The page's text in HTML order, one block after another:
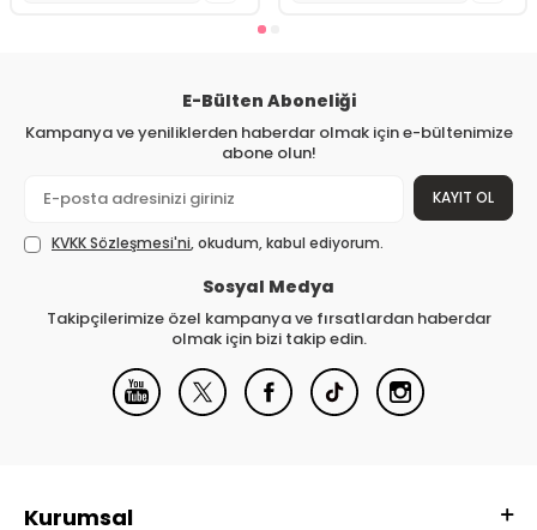
E-Bülten Aboneliği
Kampanya ve yeniliklerden haberdar olmak için e-bültenimize
abone olun!
KAYIT OL
KVKK Sözleşmesi'ni, okudum, kabul ediyorum.
Sosyal Medya
Takipçilerimize özel kampanya ve fırsatlardan haberdar
olmak için bizi takip edin.
Kurumsal